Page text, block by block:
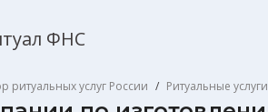
ФНС
ритуальных услуг России Ритуальные